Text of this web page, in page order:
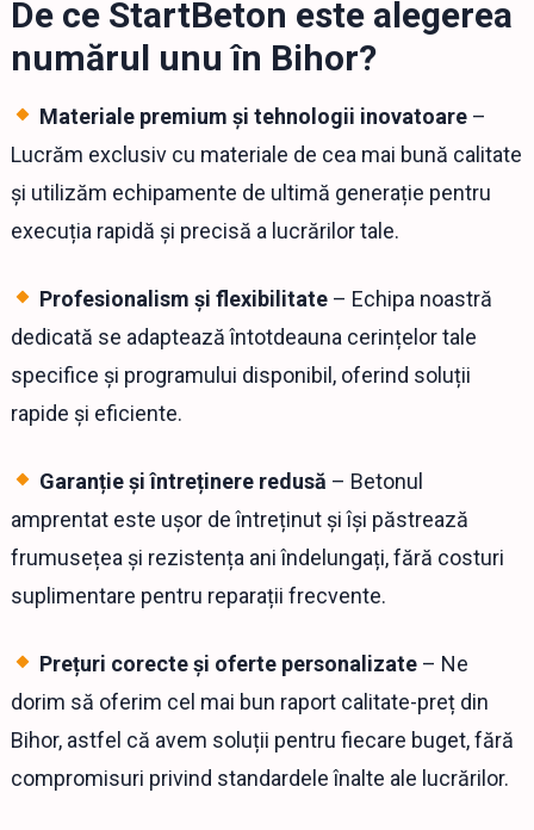
De ce StartBeton este alegerea
numărul unu în Bihor?
Materiale premium și tehnologii inovatoare –
Lucrăm exclusiv cu materiale de cea mai bună calitate
și utilizăm echipamente de ultimă generație pentru
execuția rapidă și precisă a lucrărilor tale.
Profesionalism și flexibilitate – Echipa noastră
dedicată se adaptează întotdeauna cerințelor tale
specifice și programului disponibil, oferind soluții
rapide și eficiente.
Garanție și întreținere redusă – Betonul
amprentat este ușor de întreținut și își păstrează
frumusețea și rezistența ani îndelungați, fără costuri
suplimentare pentru reparații frecvente.
Prețuri corecte și oferte personalizate – Ne
dorim să oferim cel mai bun raport calitate-preț din
Bihor, astfel că avem soluții pentru fiecare buget, fără
compromisuri privind standardele înalte ale lucrărilor.